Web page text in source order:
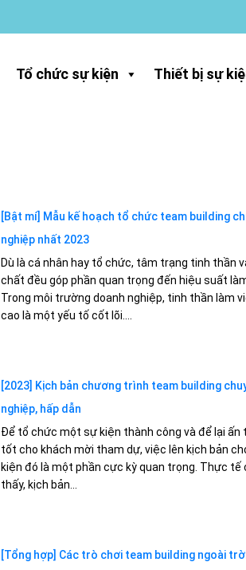
Tổ chức sự kiện Thiết bị sự
[Bật mí] Mẫu kế hoạch tổ chức team building
nghiệp nhất 2023
Dù là cá nhân hay tổ chức, tâm trạng tinh thần
chất đều góp phần quan trọng đến hiệu suất
Trong môi trường doanh nghiệp, tinh thần làm
cao là một yếu tố cốt lõi....
[2023] Kịch bản chương trình team building
nghiệp, hấp dẫn
Để tổ chức một sự kiện thành công và để lại ấn
tốt cho khách mời tham dự, việc lên kịch bản
kiện đó là một phần cực kỳ quan trọng. Thực tế
thấy, kịch bản...
[Tổng hợp] Các trò chơi team building ngoài